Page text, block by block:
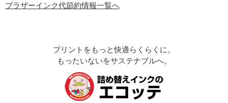
ブラザーインク代節約情報一覧へ
プリントをもっと快適らくらくに。
もったいないをサステナブルへ。